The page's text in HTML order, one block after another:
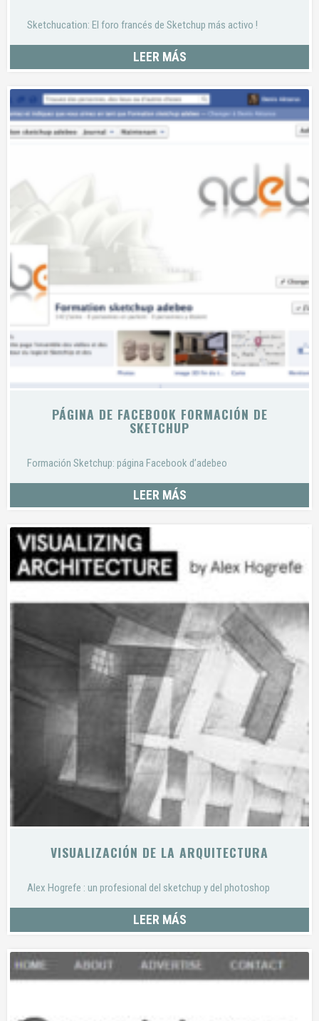
Sketchucation: El foro francés de Sketchup más activo !
LEER MÁS
PÁGINA DE FACEBOOK FORMACIÓN DE
SKETCHUP
Formación Sketchup: página Facebook d’adebeo
LEER MÁS
VISUALIZACIÓN DE LA ARQUITECTURA
Alex Hogrefe : un profesional del sketchup y del photoshop
LEER MÁS